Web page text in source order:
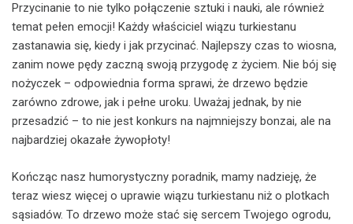
Przycinanie to nie tylko połączenie sztuki i nauki, ale również
temat pełen emocji! Każdy właściciel wiązu turkiestanu
zastanawia się, kiedy i jak przycinać. Najlepszy czas to wiosna,
zanim nowe pędy zaczną swoją przygodę z życiem. Nie bój się
nożyczek – odpowiednia forma sprawi, że drzewo będzie
zarówno zdrowe, jak i pełne uroku. Uważaj jednak, by nie
przesadzić – to nie jest konkurs na najmniejszy bonzai, ale na
najbardziej okazałe żywopłoty!
Kończąc nasz humorystyczny poradnik, mamy nadzieję, że
teraz wiesz więcej o uprawie wiązu turkiestanu niż o plotkach
sąsiadów. To drzewo może stać się sercem Twojego ogrodu,